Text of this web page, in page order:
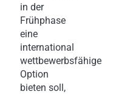
in der
Frühphase
eine
international
wettbewerbsfähige
Option
bieten soll,